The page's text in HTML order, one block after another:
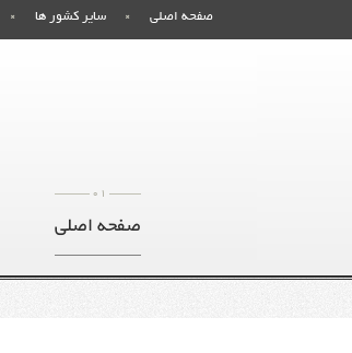
سایر کشور ها صفحه اصلی
01
صفحه اصلی